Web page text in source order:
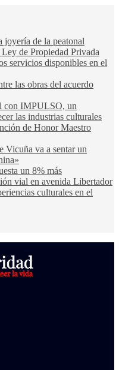
joyería de la peatonal
de Propiedad Privada
servicios disponibles en el
las obras del acuerdo
con IMPULSO, un
las industrias culturales
de Honor Maestro
Vicuña va a sentar un
un 8% más
vial en avenida Libertador
culturales en el